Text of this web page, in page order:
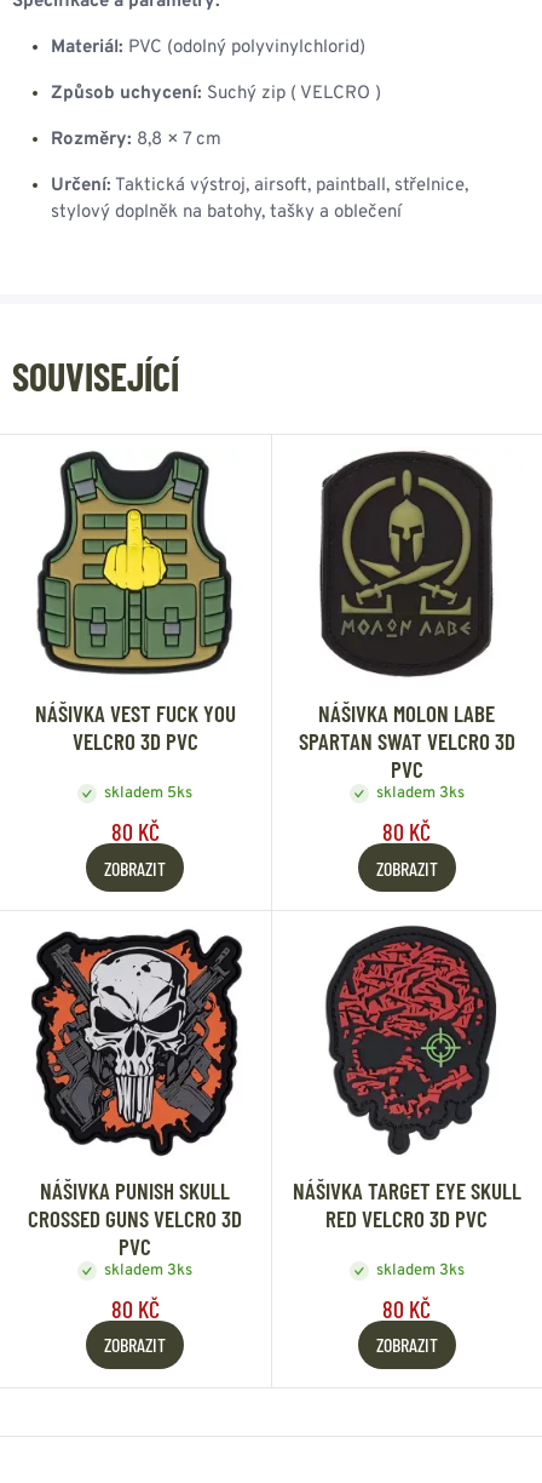
Materiál: PVC (odolný polyvinylchlorid)
Způsob uchycení: Suchý zip ( VELCRO )
Rozměry: 8,8 × 7 cm
Určení: Taktická výstroj, airsoft, paintball, střelnice,
stylový doplněk na batohy, tašky a oblečení
SOUVISEJÍCÍ
NÁŠIVKA VEST FUCK YOU
VELCRO 3D PVC
skladem 5ks
80 KČ
ZOBRAZIT
NÁŠIVKA MOLON LABE
SPARTAN SWAT VELCRO 3D
PVC
skladem 3ks
80 KČ
ZOBRAZIT
NÁŠIVKA PUNISH SKULL
CROSSED GUNS VELCRO 3D
PVC
skladem 3ks
80 KČ
ZOBRAZIT
NÁŠIVKA TARGET EYE SKULL
RED VELCRO 3D PVC
skladem 3ks
80 KČ
ZOBRAZIT